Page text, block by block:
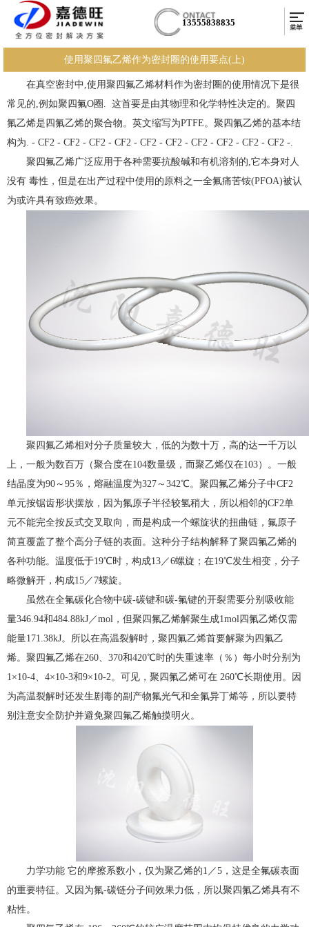
13555838835
使用聚四氟乙烯作为密封圈的使用要点(上)
在真空密封中,使用聚四氟乙烯材料作为密封圈的使用情况下是很
常见的,例如聚四氟O圈. 这首要是由其物理和化学特性决定的。聚四
氟乙烯是四氟乙烯的聚合物。英文缩写为PTFE。聚四氟乙烯的基本结
构为. - CF2 - CF2 - CF2 - CF2 - CF2 - CF2 - CF2 - CF2 - CF2 - CF2 -.
聚四氟乙烯广泛应用于各种需要抗酸碱和有机溶剂的,它本身对人
没有 毒性，但是在出产过程中使用的原料之一全氟痛苦铵(PFOA)被认
为或许具有致癌效果。
聚四氟乙烯相对分子质量较大，低的为数十万，高的达一千万以
上，一般为数百万（聚合度在104数量级，而聚乙烯仅在103）。一般
结晶度为90～95％，熔融温度为327～342℃。聚四氟乙烯分子中CF2
单元按锯齿形状摆放，因为氟原子半径较氢稍大，所以相邻的CF2单
元不能完全按反式交叉取向，而是构成一个螺旋状的扭曲链，氟原子
简直覆盖了整个高分子链的表面。这种分子结构解释了聚四氟乙烯的
各种功能。温度低于19℃时，构成13／6螺旋；在19℃发生相变，分子
略微解开，构成15／7螺旋。
虽然在全氟碳化合物中碳-碳键和碳-氟键的开裂需要分别吸收能
量346.94和484.88kJ／mol，但聚四氟乙烯解聚生成1mol四氟乙烯仅需
能量171.38kJ。所以在高温裂解时，聚四氟乙烯首要解聚为四氟乙
烯。聚四氟乙烯在260、370和420℃时的失重速率（％）每小时分别为
1×10-4、4×10-3和9×10-2。可见，聚四氟乙烯可在 260℃长期使用。因
为高温裂解时还发生剧毒的副产物氟光气和全氟异丁烯等，所以要特
别注意安全防护并避免聚四氟乙烯触摸明火。
力学功能 它的摩擦系数小，仅为聚乙烯的1／5，这是全氟碳表面
的重要特征。又因为氟-碳链分子间效果力低，所以聚四氟乙烯具有不
粘性。